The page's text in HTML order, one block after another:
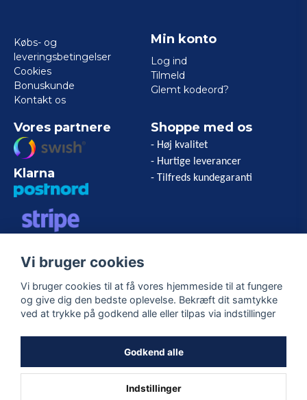
Købs- og
leveringsbetingelser
Cookies
Bonuskunde
Kontakt os
Min konto
Log ind
Tilmeld
Glemt kodeord?
Vores partnere
Klarna
EXPRESS
Shoppe med os
- Høj kvalitet
- Hurtige leverancer
- Tilfreds kundegaranti
Følg os
Vi bruger cookies
Vi bruger cookies til at få vores hjemmeside til at fungere
og give dig den bedste oplevelse. Bekræft dit samtykke
ved at trykke på godkend alle eller tilpas via indstillinger
Godkend alle
Indstillinger